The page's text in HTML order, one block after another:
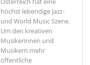
höchst lebendige Jazz-
und World Music Szene.
Um den kreativen
Musikerinnen und
Musikern mehr
öffentliche